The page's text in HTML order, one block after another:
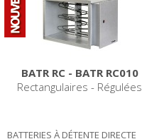
BATR RC - BATR RC010
Rectangulaires - Régulées
BATTERIES À DÉTENTE DIRECTE